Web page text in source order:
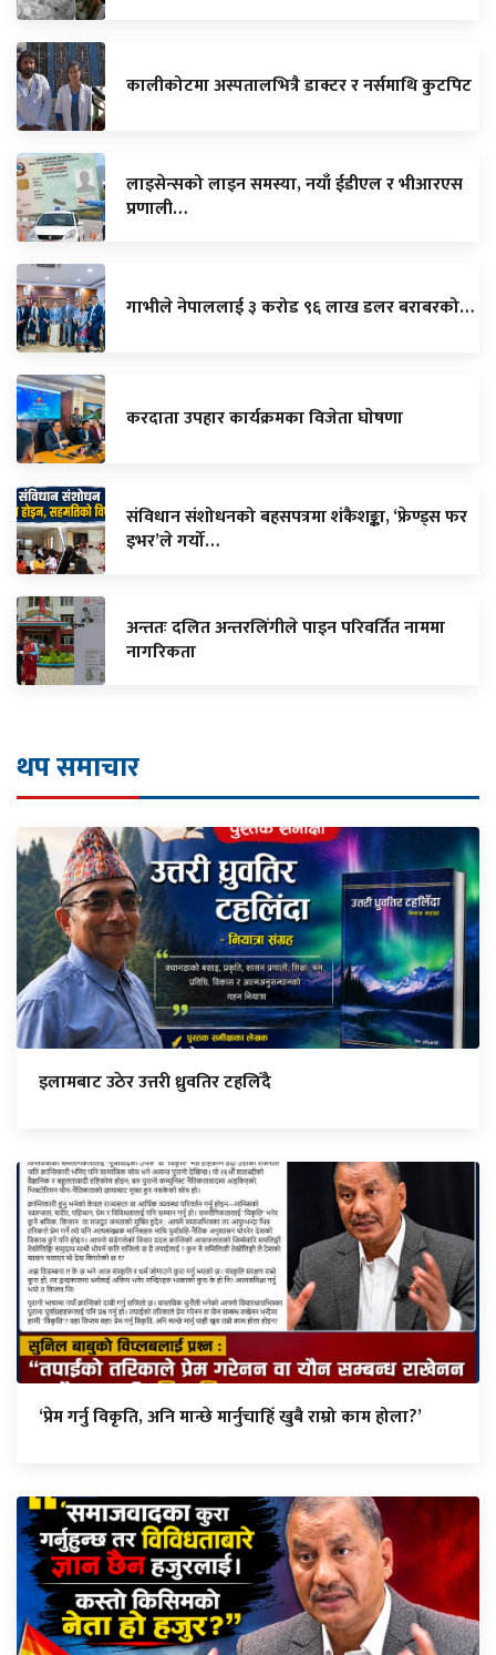
कालीकोटमा अस्पतालभित्रै डाक्टर र नर्समाथि कुटपिट
लाइसेन्सको लाइन समस्या, नयाँ ईडीएल र भीआरएस
प्रणाली…
गाभीले नेपाललाई ३ करोड ९६ लाख डलर बराबरको…
करदाता उपहार कार्यक्रमका विजेता घाेषणा
संविधान संशोधनको बहसपत्रमा शंकैशङ्का, ‘फ्रेण्ड्स फर
इभर’ले गर्यो…
अन्ततः दलित अन्तरलिंगीले पाइन परिवर्तित नाममा
नागरिकता
थप समाचार
इलामबाट उठेर उत्तरी ध्रुवतिर टहलिँदै
‘प्रेम गर्नु विकृति, अनि मान्छे मार्नुचाहिँ खुबै राम्रो काम होला?’